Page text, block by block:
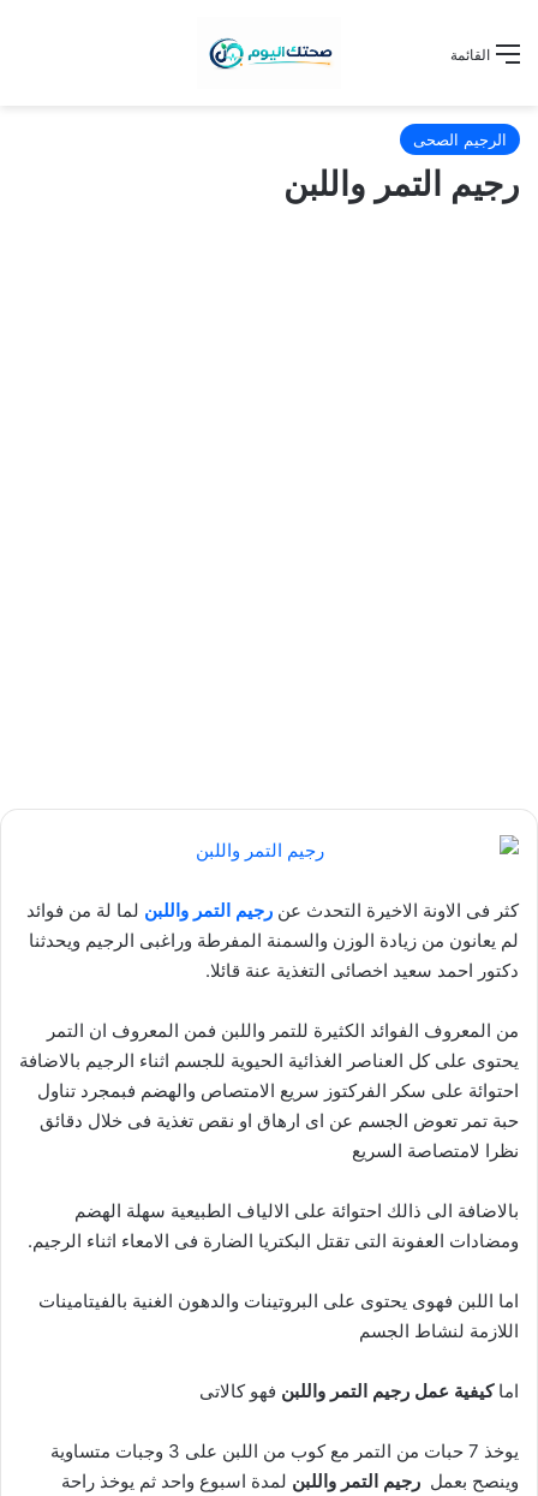
القائمة
الرجيم الصحى
رجيم التمر واللبن
كثر فى الاونة الاخيرة التحدث عن رجيم التمر واللبن لما لة من فوائد
لم يعانون من زيادة الوزن والسمنة المفرطة وراغبى الرجيم ويحدثنا
دكتور احمد سعيد اخصائى التغذية عنة قائلا.
من المعروف الفوائد الكثيرة للتمر واللبن فمن المعروف ان التمر
يحتوى على كل العناصر الغذائية الحيوية للجسم اثناء الرجيم بالاضافة
احتوائة على سكر الفركتوز سريع الامتصاص والهضم فبمجرد تناول
حبة تمر تعوض الجسم عن اى ارهاق او نقص تغذية فى خلال دقائق
نظرا لامتصاصة السريع
بالاضافة الى ذالك احتوائة على الالياف الطبيعية سهلة الهضم
ومضادات العفونة التى تقتل البكتريا الضارة فى الامعاء اثناء الرجيم.
اما اللبن فهوى يحتوى على البروتينات والدهون الغنية بالفيتامينات
اللازمة لنشاط الجسم
اماكيفية عمل رجيم التمر واللبن فهو كالاتى
يوخذ 7 حبات من التمر مع كوب من اللبن على 3 وجبات متساوية
وينصح بعمل رجيم التمر واللبن لمدة اسبوع واحد ثم يوخذ راحة